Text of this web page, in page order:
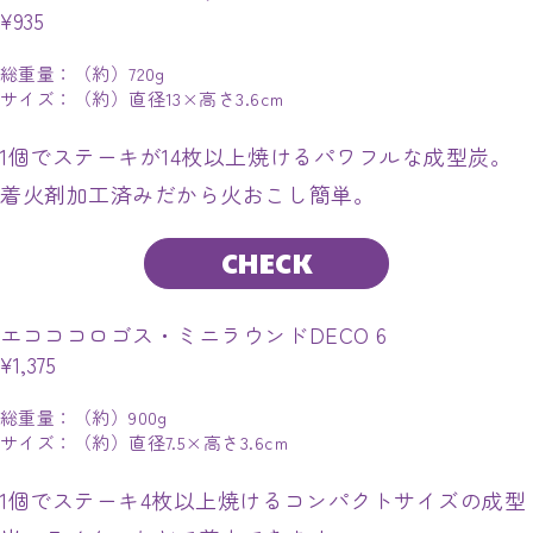
¥935
総重量：（約）720g
サイズ：（約）直径13×高さ3.6cm
1個でステーキが14枚以上焼けるパワフルな成型炭。
着火剤加工済みだから火おこし簡単。
CHECK
エコココロゴス・ミニラウンドDECO 6
¥1,375
総重量：（約）900g
サイズ：（約）直径7.5×高さ3.6cm
1個でステーキ4枚以上焼けるコンパクトサイズの成型